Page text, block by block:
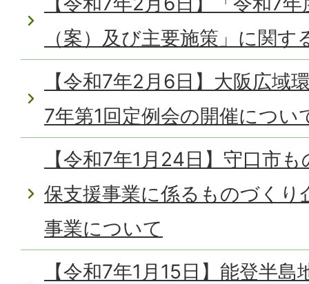
（案）及び主要施策」に関
【令和7年2月6日】大阪広域
7年第1回定例会の開催につい
【令和7年1月24日】守口市
保支援事業に係るものづくり
事業について
【令和7年1月15日】能登半